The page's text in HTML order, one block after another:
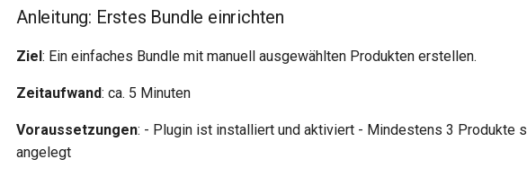
Anleitung: Erstes Bundle einrichten
Ziel: Ein einfaches Bundle mit manuell ausgewählten Produkten erstellen.
Zeitaufwand: ca. 5 Minuten
Voraussetzungen: - Plugin ist installiert und aktiviert - Mindestens 3 Produkte
angelegt